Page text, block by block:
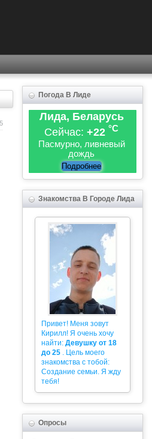
Погода В Лиде
Лида, Беларусь
Сейчас: +22 °C
Пасмурно, ливневый
дождь
Подробнее
Знакомства В Городе Лида
Привет! Меня зовут
Кирилл! Я очень хочу
найти: Девушку от 18
до 25 . Цель моего
знакомства с тобой:
Создание семьи. Я жду
тебя!
Опросы